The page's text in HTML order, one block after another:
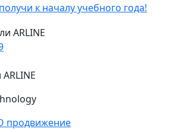
к началу учебного года!
продвижение